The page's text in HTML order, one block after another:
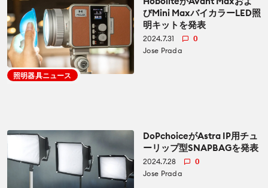
照明器具ニュース
びMini MaxバイカラーLED照
明キットを発表
2024.7.31
0
Jose Prada
DoPchoiceがAstra IP用チュ
ーリップ型SNAPBAGを発表
2024.7.28
0
Jose Prada